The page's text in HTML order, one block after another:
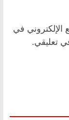
الإلكتروني في
تعليقي.